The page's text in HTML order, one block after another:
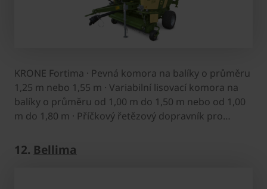
KRONE Fortima · Pevná komora na balíky o průměru
1,25 m nebo 1,55 m · Variabilní lisovací komora na
balíky o průměru od 1,00 m do 1,50 m nebo od 1,00
m do 1,80 m · Příčkový řetězový dopravník pro…
12. Bellima